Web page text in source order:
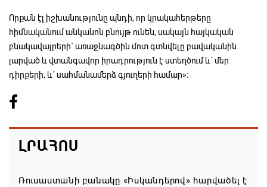
Որքան էլ իշխանությունը պնդի, որ կրակահերթերը
հիմնականում անկանոն բնույթ ունեն, սակայն հայկական
բնակավայրերի` առաջնագծին մոտ գտնվելը բավականին
լարված և վտանգավոր իրադրություն է ստեղծում և´ մեր
դիրքերի, և´ սահմանամերձ գյուղերի համար»:
ԼՐԱՀՈՍ
Ռուսաստանի բանակը «Իսկանդերով» հարվածել է